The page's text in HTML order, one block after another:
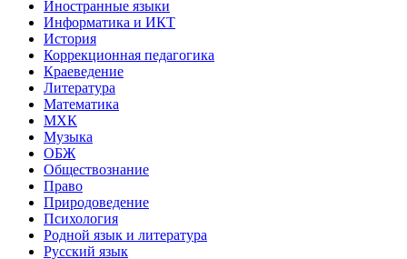
Иностранные языки
Информатика и ИКТ
История
Коррекционная педагогика
Краеведение
Литература
Математика
МХК
Музыка
ОБЖ
Обществознание
Право
Природоведение
Психология
Родной язык и литература
Русский язык